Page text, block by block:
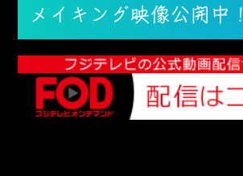
メイキング映像公開中！